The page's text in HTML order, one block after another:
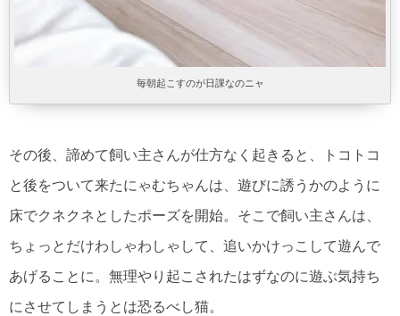
毎朝起こすのが日課なのニャ
その後、諦めて飼い主さんが仕方なく起きると、トコトコ
と後をついて来たにゃむちゃんは、遊びに誘うかのように
床でクネクネとしたポーズを開始。そこで飼い主さんは、
ちょっとだけわしゃわしゃして、追いかけっこして遊んで
あげることに。無理やり起こされたはずなのに遊ぶ気持ち
にさせてしまうとは恐るべし猫。